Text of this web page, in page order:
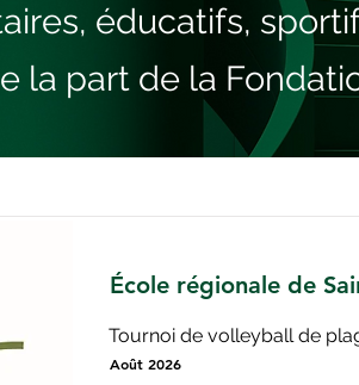
éducatifs,
la part de la
École régionale de
Tournoi de volleyball de
Août 2026